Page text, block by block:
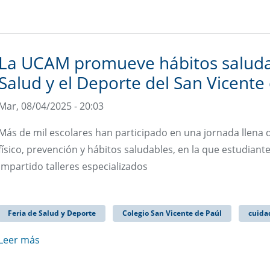
UCAM promueve hábitos
y el Deporte del San Vicente
08/04/2025 - 20:03
de mil escolares han participado en una jornada
prevención y hábitos saludables, en la que
talleres especializados
Feria de Salud y Deporte Colegio San Vicente de Paúl
más